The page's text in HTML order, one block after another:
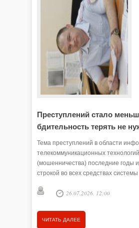
Преступлений стало
бдительность терять не
Тема преступлений в области
телекоммуникационных технологий
(мошенничества) последние годы
строкой во всех средствах
становятся обманутыми и легко
доверчивость. Сегодня наша
ОП № 2 (дислокация с. Викулово)
26.07.2026, 12:00
ЧИТАТЬ ДАЛЕЕ